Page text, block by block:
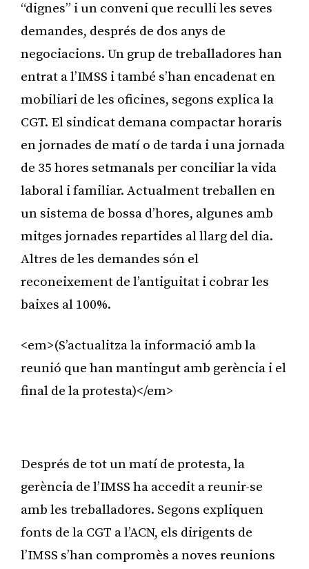
“dignes” i un conveni que reculli les seves
demandes, després de dos anys de
negociacions. Un grup de treballadores han
entrat a l’IMSS i també s’han encadenat en
mobiliari de les oficines, segons explica la
CGT. El sindicat demana compactar horaris
en jornades de matí o de tarda i una jornada
de 35 hores setmanals per conciliar la vida
laboral i familiar. Actualment treballen en
un sistema de bossa d’hores, algunes amb
mitges jornades repartides al llarg del dia.
Altres de les demandes són el
reconeixement de l’antiguitat i cobrar les
baixes al 100%.
<em>(S’actualitza la informació amb la
reunió que han mantingut amb gerència i el
final de la protesta)</em>
Després de tot un matí de protesta, la
gerència de l’IMSS ha accedit a reunir-se
amb les treballadores. Segons expliquen
fonts de la CGT a l’ACN, els dirigents de
l’IMSS s’han compromès a noves reunions